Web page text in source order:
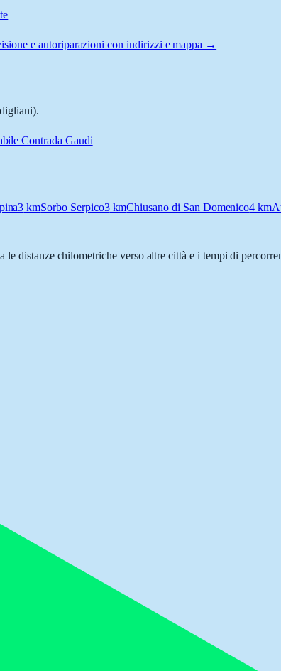
e autoriparazioni con indirizzi e mappa →
Contrada Gaudi
3 kmSorbo Serpico3kmChiusano di San Domenico4 km
le distanze chilometriche verso altre città e i tempi di